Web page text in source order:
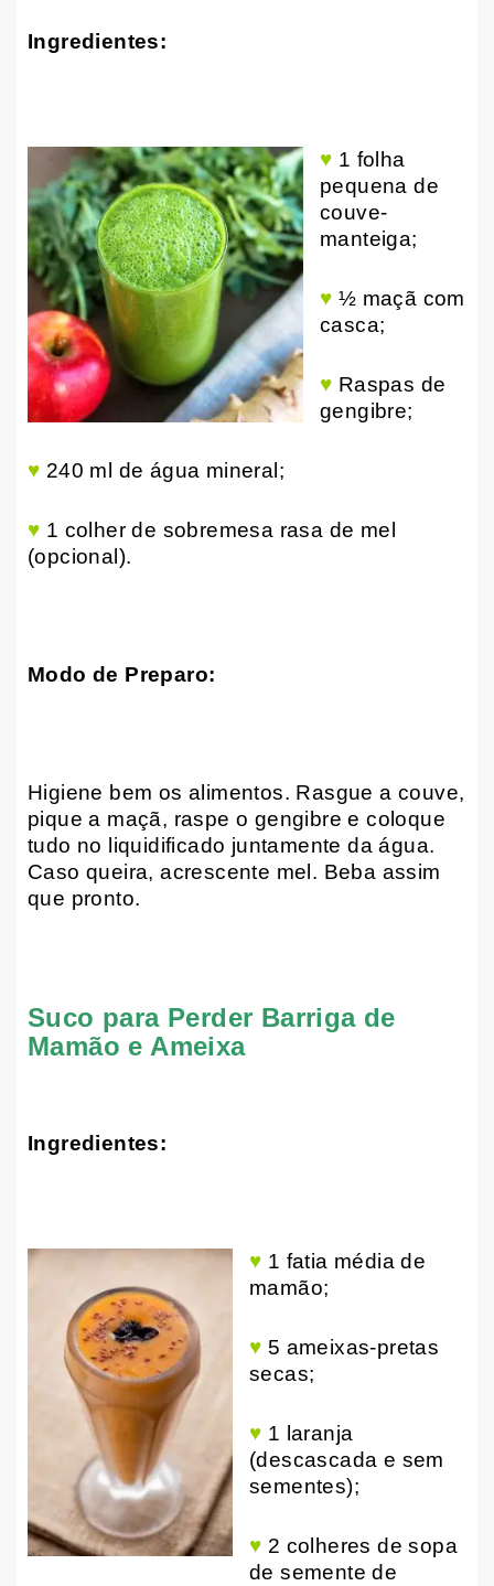
Ingredientes:
♥ 1 folha
pequena de
couve-
manteiga;
♥ ½ maçã com
casca;
♥ Raspas de
gengibre;
♥ 240 ml de água mineral;
♥ 1 colher de sobremesa rasa de mel
(opcional).
Modo de Preparo:
Higiene bem os alimentos. Rasgue a couve,
pique a maçã, raspe o gengibre e coloque
tudo no liquidificado juntamente da água.
Caso queira, acrescente mel. Beba assim
que pronto.
Suco para Perder Barriga de
Mamão e Ameixa
Ingredientes:
♥ 1 fatia média de
mamão;
♥ 5 ameixas-pretas
secas;
♥ 1 laranja
(descascada e sem
sementes);
♥ 2 colheres de sopa
de semente de